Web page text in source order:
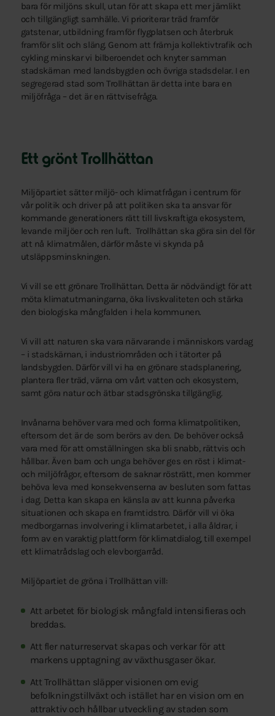
bara för miljöns skull, utan för att skapa ett mer jämlikt
och tillgängligt samhälle. Vi prioriterar träd framför
gatstenar, utbildning framför flygplatsen och återbruk
framför slit och släng. Genom att främja kollektivtrafik och
cykling minskar vi bilberoendet och knyter samman
stadskärnan med landsbygden och övriga stadsdelar. I en
segregerad stad som Trollhättan är detta inte bara en
miljöfråga – det är en rättvisefråga.
Ett grönt Trollhättan
Miljöpartiet sätter miljö- och klimatfrågan i centrum för
vår politik och driver på att politiken ska ta ansvar för
kommande generationers rätt till livskraftiga ekosystem,
levande miljöer och ren luft. Trollhättan ska göra sin del för
att nå klimatmålen, därför måste vi skynda på
utsläppsminskningen.
Vi vill se ett grönare Trollhättan. Detta är nödvändigt för att
möta klimatutmaningarna, öka livskvaliteten och stärka
den biologiska mångfalden i hela kommunen.
Vi vill att naturen ska vara närvarande i människors vardag
– i stadskärnan, i industriområden och i tätorter på
landsbygden. Därför vill vi ha en grönare stadsplanering,
plantera fler träd, värna om vårt vatten och ekosystem,
samt göra natur och ätbar stadsgrönska tillgänglig.
Invånarna behöver vara med och forma klimatpolitiken,
eftersom det är de som berörs av den. De behöver också
vara med för att omställningen ska bli snabb, rättvis och
hållbar. Även barn och unga behöver ges en röst i klimat-
och miljöfrågor, eftersom de saknar rösträtt, men kommer
behöva leva med konsekvenserna av besluten som fattas
i dag. Detta kan skapa en känsla av att kunna påverka
situationen och skapa en framtidstro. Därför vill vi öka
medborgarnas involvering i klimatarbetet, i alla åldrar, i
form av en varaktig plattform för klimatdialog, till exempel
ett klimatrådslag och elevborgarråd.
Miljöpartiet de gröna i Trollhättan vill:
Att arbetet för biologisk mångfald intensifieras och
breddas.
Att fler naturreservat skapas och verkar för att
markens upptagning av växthusgaser ökar.
Att Trollhättan släpper visionen om evig
befolkningstillväxt och istället har en vision om en
attraktiv och hållbar utveckling av staden som